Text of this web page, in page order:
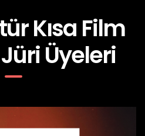
Kısa Film
Üyeleri